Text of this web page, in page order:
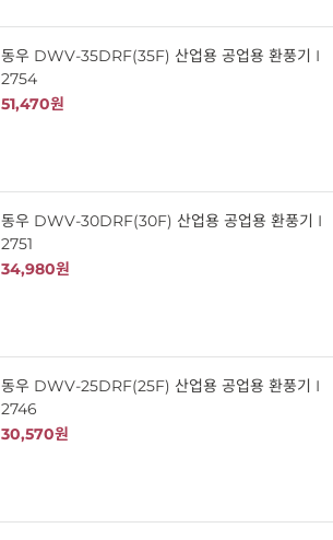
동우 DWV-35DRF(35F) 산업용 공업용 환풍기 I
2754
51,470원
동우 DWV-30DRF(30F) 산업용 공업용 환풍기 I
2751
34,980원
동우 DWV-25DRF(25F) 산업용 공업용 환풍기 I
2746
30,570원